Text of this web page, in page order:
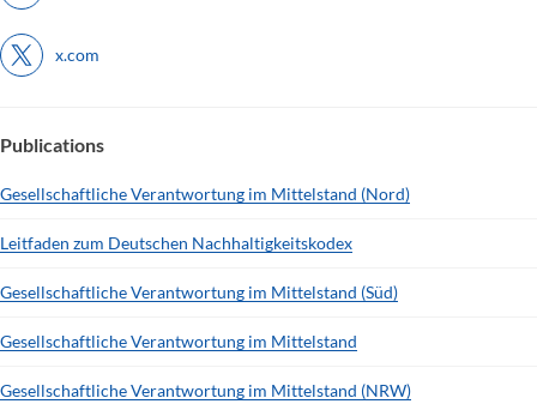
x.com
Publications
Gesellschaftliche Verantwortung im Mittelstand (Nord)
Leitfaden zum Deutschen Nachhaltigkeitskodex
Gesellschaftliche Verantwortung im Mittelstand (Süd)
Gesellschaftliche Verantwortung im Mittelstand
Gesellschaftliche Verantwortung im Mittelstand (NRW)